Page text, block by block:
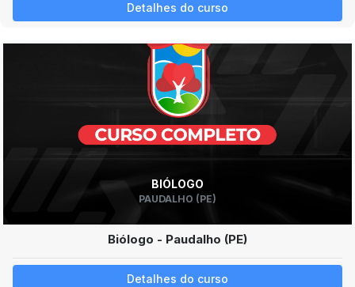
Detalhes do curso
BIÓLOGO
PAUDALHO (PE)
Biólogo - Paudalho (PE)
Detalhes do curso